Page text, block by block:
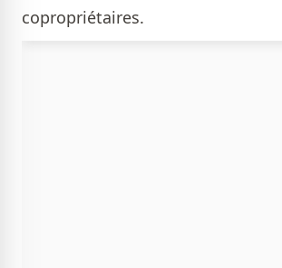
copropriétaires.